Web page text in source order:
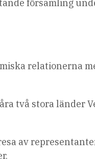
församling
relationerna
två stora länder
av